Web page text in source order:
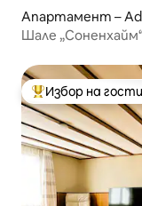
Апартамент –
Шале
Най-популярен
Избор на